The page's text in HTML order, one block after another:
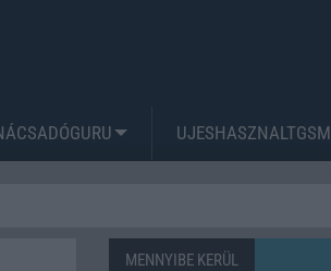
UJESHASZNALTGSM
MENNYIBE KERÜL